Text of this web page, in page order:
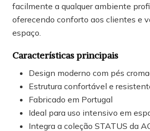
facilmente a qualquer ambiente
oferecendo conforto aos clientes e
espaço.
Características principais
Design moderno com pés
Estrutura confortável e
Fabricado em Portugal
Ideal para uso intensivo em
Integra a coleção STATUS da